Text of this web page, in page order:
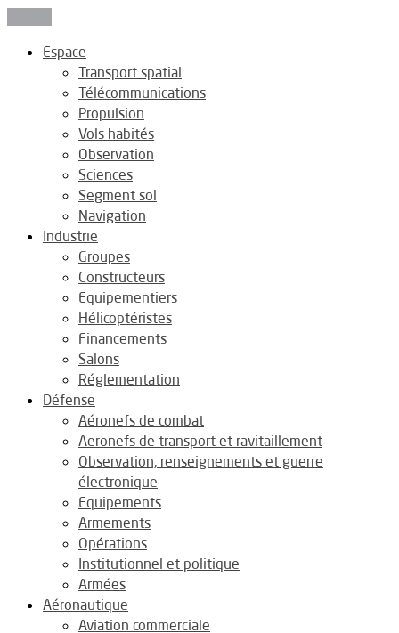
Espace
Transport spatial
Télécommunications
Propulsion
Vols habités
Observation
Sciences
Segment sol
Navigation
Industrie
Groupes
Constructeurs
Equipementiers
Hélicoptéristes
Financements
Salons
Réglementation
Défense
Aéronefs de combat
Aeronefs de transport et ravitaillement
Observation, renseignements et guerre
électronique
Equipements
Armements
Opérations
Institutionnel et politique
Armées
Aéronautique
Aviation commerciale